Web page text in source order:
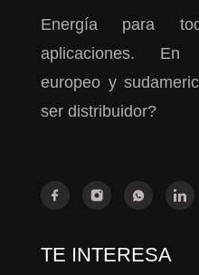
Energía para
aplicaciones.
europeo y
ser distribuidor?
TE INTERESA